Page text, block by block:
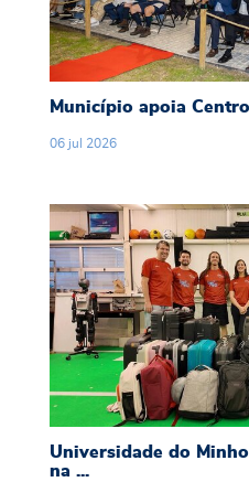
Município apoia
06 jul 2026
Universidade do
Universidade do
na ...